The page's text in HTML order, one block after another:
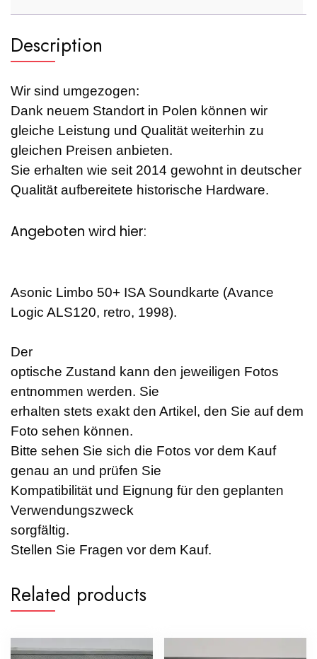
Description
Wir sind umgezogen:
Dank neuem Standort in Polen können wir
gleiche Leistung und Qualität weiterhin zu
gleichen Preisen anbieten.
Sie erhalten wie seit 2014 gewohnt in deutscher
Qualität aufbereitete historische Hardware.
Angeboten wird hier:
Asonic Limbo 50+ ISA Soundkarte (Avance
Logic ALS120, retro, 1998).
Der
optische Zustand kann den jeweiligen Fotos
entnommen werden. Sie
erhalten stets exakt den Artikel, den Sie auf dem
Foto sehen können.
Bitte sehen Sie sich die Fotos vor dem Kauf
genau an und prüfen Sie
Kompatibilität und Eignung für den geplanten
Verwendungszweck
sorgfältig.
Stellen Sie Fragen vor dem Kauf.
Related products